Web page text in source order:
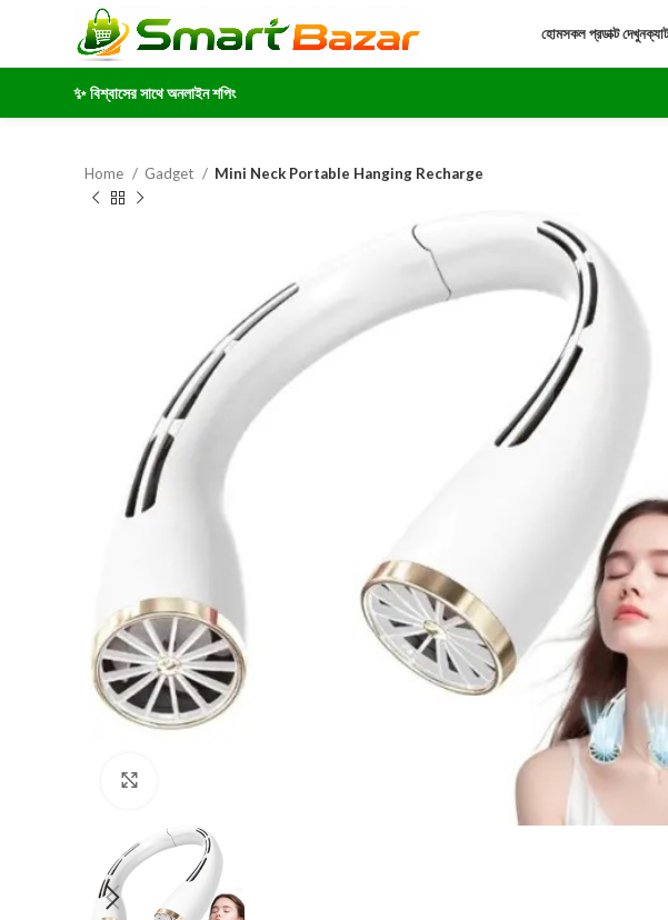
হোমসকল প্রডাক্ট দেখুন
✨ বিশ্বাসের সাথে অনলাইন শপিং
Home Gadget Mini Neck Portable Hanging Recharge